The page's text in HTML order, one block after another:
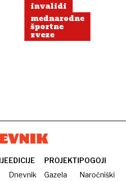
invalidi
mednarodne
športne
zveze
EDICIJE
Dnevnik
PROJEKTI
Gazela
POGOJI
Naročniški